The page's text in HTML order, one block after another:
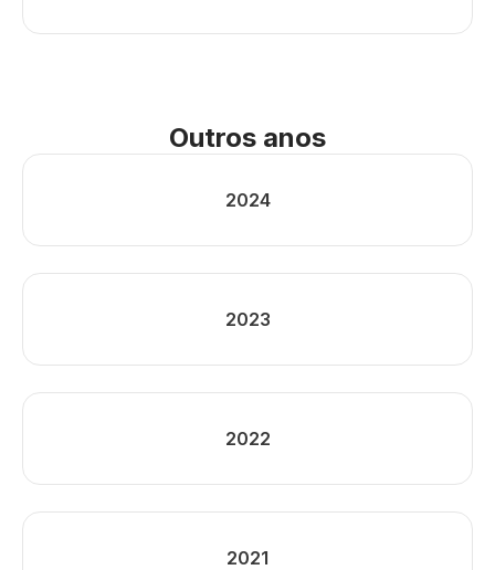
Outros anos
2024
2023
2022
2021